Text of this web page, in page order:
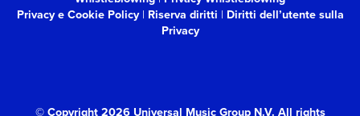
Privacy e Cookie Policy| Riserva diritti | Diritti dell’utente sulla
Privacy
© Copyright 2026 Universal Music Group N.V. All rights